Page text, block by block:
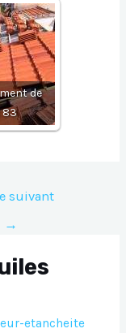
de
83
suivant
→
etancheite